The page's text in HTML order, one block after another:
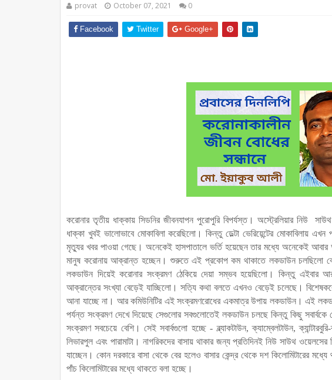
provat October 07, 2021 0
Facebook Twitter Google+
করোনার তৃতীয় ধাক্কায় সিডনির জীবনযাপন পুরোপুরি বিপর্যস্ত। অস্ট্রেলিয়ার নিউ
ধাক্কা খুবই ভালোভাবে মোকাবিলা করেছিলো। কিন্তু ডেল্টা ভেরিয়েন্টের মোকাবিলায়
মৃত্যুর খবর পাওয়া গেছে। অনেকেই হাসপাতালে ভর্তি হয়েছেন তার মধ্যে অনেকেই
মানুষ করোনায় আক্রান্ত হচ্ছেন। শুরুতে এই প্রকোপ কম থাকাতে লকডাউন চলছিলো বেশ
লকডাউন দিয়েই করোনার সংক্রমণ ঠেকিয়ে দেয়া সম্ভব হয়েছিলো। কিন্তু এইবার
আক্রান্তের সংখ্যা বেড়েই যাচ্ছিলো। সত্যি কথা বলতে এখনও বেড়েই চলেছে।
আনা যাচ্ছে না। আর কমিউনিটির এই সংক্রমণরোধের একমাত্র উপায় লকডাউন।এই
পর্যন্ত সংক্রমণ দেখে দিয়েছে সেগুলোর সবগুলোতেই লকডাউন চলছে কিন্তু কিছু সবার্বকে
সংক্রমণ সবচেয়ে বেশি। সেই সবার্বগুলো হচ্ছে - ব্ল্যাকটাউন, ক্যাম্বেলটাউন,
লিভারপুল এবং পারামাটা। নাগরিকদের বাসায় থাকার জন্য প্রতিদিনই নিউ সাউথ ওয়েলসের
যাচ্ছেন। কোন দরকারে বাসা থেকে বের হলেও বাসার কেন্দ্র থেকে দশ কিলোমিটারের
পাঁচ কিলোমিটারের মধ্যে থাকতে বলা হচ্ছে।